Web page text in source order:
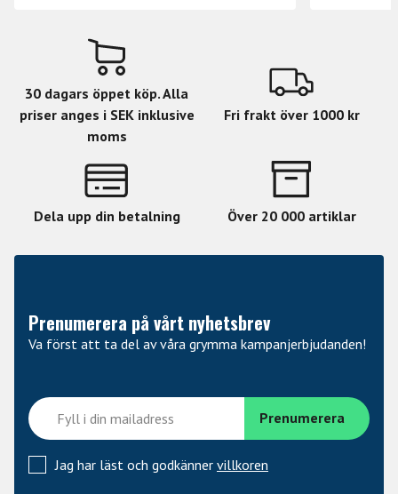
30 dagars öppet köp. Alla
priser anges i SEK inklusive
moms
Fri frakt över 1000 kr
Dela upp din betalning Över 20 000 artiklar
Prenumerera på vårt nyhetsbrev
Va först att ta del av våra grymma kampanjerbjudanden!
Jag har läst och godkänner villkoren